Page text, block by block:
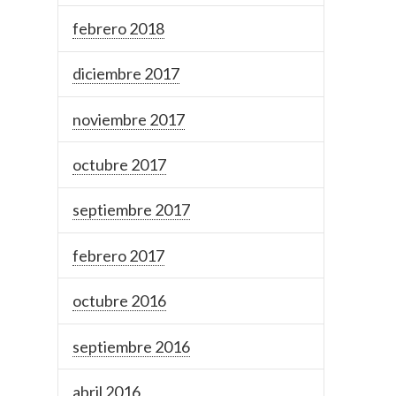
febrero 2018
diciembre 2017
noviembre 2017
octubre 2017
septiembre 2017
febrero 2017
octubre 2016
septiembre 2016
abril 2016